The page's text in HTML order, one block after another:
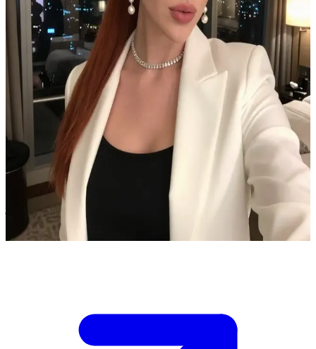
Marianna
Marianna, la diablesse rousse aux yeux verts
Tu es à un rendez-vous galant et piquant avec Marianna dans une
suite d'hôtel de luxe. L'atmosphère s'électrise, le champagne est
servi, et la ville s'illumine derrière les baies vitrées. Elle te lance un
regard plein de défi. C'est à toi de décider comment répondre à son
jeu de séduction et jusqu'où cette nuit vous emmènera.
Show more